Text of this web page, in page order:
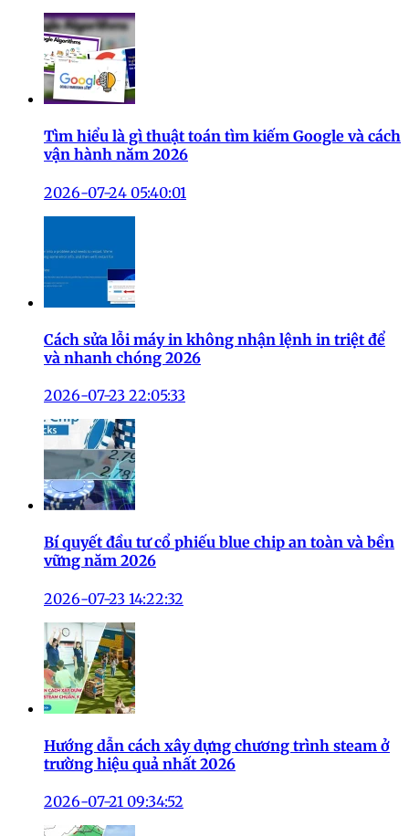
Tìm hiểu là gì thuật toán tìm kiếm Google và cách
vận hành năm 2026
2026-07-24 05:40:01
Cách sửa lỗi máy in không nhận lệnh in triệt để
và nhanh chóng 2026
2026-07-23 22:05:33
Bí quyết đầu tư cổ phiếu blue chip an toàn và bền
vững năm 2026
2026-07-23 14:22:32
Hướng dẫn cách xây dựng chương trình steam ở
trường hiệu quả nhất 2026
2026-07-21 09:34:52